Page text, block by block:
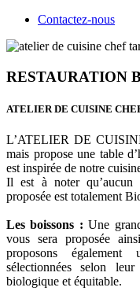
Contactez-nous
RESTAURATION
ATELIER DE CUISINE
L’ATELIER DE
mais propose une table
est inspirée de notre
Il est à noter
proposée est totalement
Les boissons : Une
vous sera proposée
proposons
sélectionnées selon
biologique et équitable.